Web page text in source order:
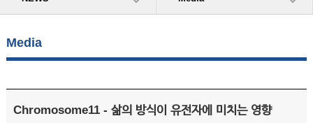
Media
Chromosome11 - 삶의 방식이 유전자에 미치는 영향